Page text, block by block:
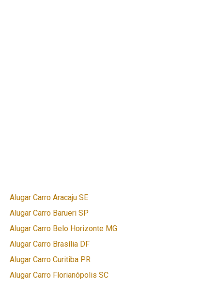
Alugar Carro Aracaju SE
Alugar Carro Barueri SP
Alugar Carro Belo Horizonte MG
Alugar Carro Brasília DF
Alugar Carro Curitiba PR
Alugar Carro Florianópolis SC